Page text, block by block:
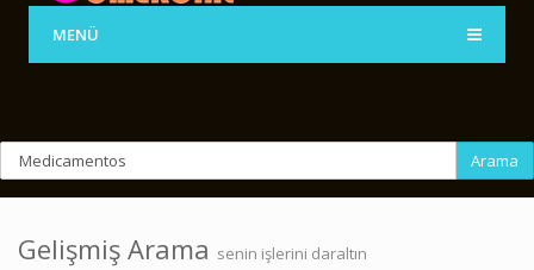
MENÜ
Arama
Gelişmiş Arama senin işlerini daraltın